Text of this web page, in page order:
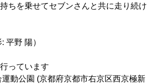
ちを乗せてセブンさんと共に走り続け
平野 陽）
っています
動公園 (京都府京都市右京区西京極新